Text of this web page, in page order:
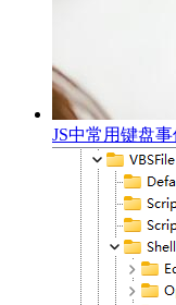
JS中常用键盘